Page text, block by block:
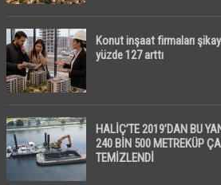
Konut inşaat firmaları
yüzde 127 arttı
HALİÇ’TE 2019’DAN BU
240 BİN 500 METREKÜP
TEMİZLENDİ